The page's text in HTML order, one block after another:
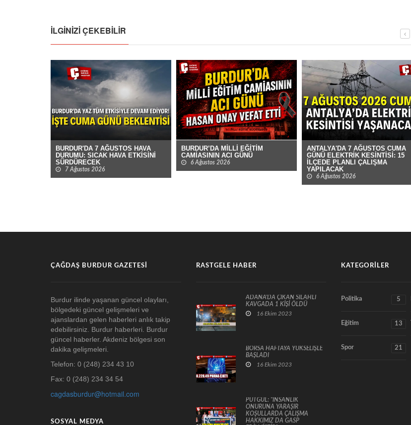
İLGINIZI ÇEKEBILIR
BURDUR'DA 7 AĞUSTOS HAVA
DURUMU: SICAK HAVA ETKİSİNİ
SÜRDÜRECEK
7 Ağustos 2026
BURDUR’DA MİLLİ EĞİTİM
CAMİASININ ACI GÜNÜ
6 Ağustos 2026
ANTALYA'DA 7 AĞUSTOS CUMA
GÜNÜ ELEKTRİK KESİNTİSİ: 15
İLÇEDE PLANLI ÇALIŞMA
YAPILACAK
6 Ağustos 2026
ÇAĞDAŞ BURDUR GAZETESI
Burdur ilinde yaşanan güncel olayları,
bölgedeki güncel gelişmeleri ve
ajanslardan gelen haberleri anlık takip
edebilirsiniz. Burdur haberleri. Burdur
güncel haberler. Akdeniz bölgesi son
dakika gelişmeleri.
Telefon: 0 (248) 234 43 10
Fax: 0 (248) 234 34 54
cagdasburdur@hotmail.com
SOSYAL MEDYA
RASTGELE HABER
ADANA'DA ÇIKAN SİLAHLI
KAVGADA 1 KİŞİ ÖLDÜ
16 Ekim 2023
BORSA HAFTAYA YÜKSELİŞLE
BAŞLADI
16 Ekim 2023
PUTGÜL: “İNSANLIK
ONURUNA YARAŞIR
KOŞULLARDA ÇALIŞMA
HAKKIMIZ DA GASP
KATEGORILER
Politika 5
Eğitim 13
Spor 21